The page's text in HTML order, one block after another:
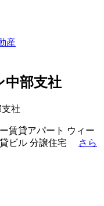
産
中部支社
賃貸アパート ウィー
貸ビル 分譲住宅
さら